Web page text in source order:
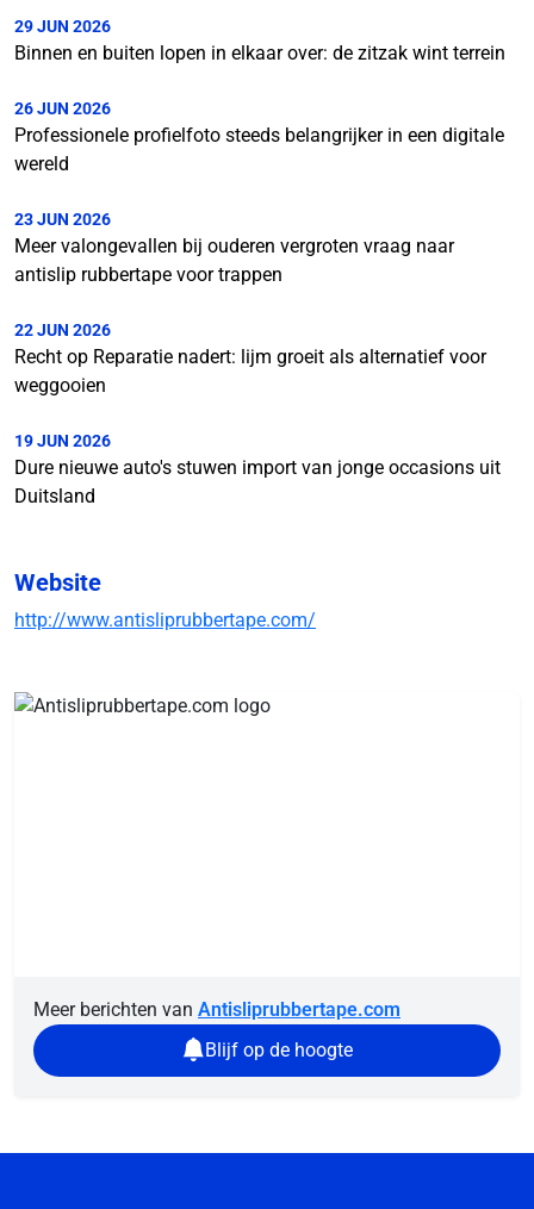
29 JUN 2026
Binnen en buiten lopen in elkaar over: de zitzak wint terrein
26 JUN 2026
Professionele profielfoto steeds belangrijker in een digitale
wereld
23 JUN 2026
Meer valongevallen bij ouderen vergroten vraag naar
antislip rubbertape voor trappen
22 JUN 2026
Recht op Reparatie nadert: lijm groeit als alternatief voor
weggooien
19 JUN 2026
Dure nieuwe auto's stuwen import van jonge occasions uit
Duitsland
Website
http://www.antisliprubbertape.com/
Meer berichten van Antisliprubbertape.com
Blijf op de hoogte